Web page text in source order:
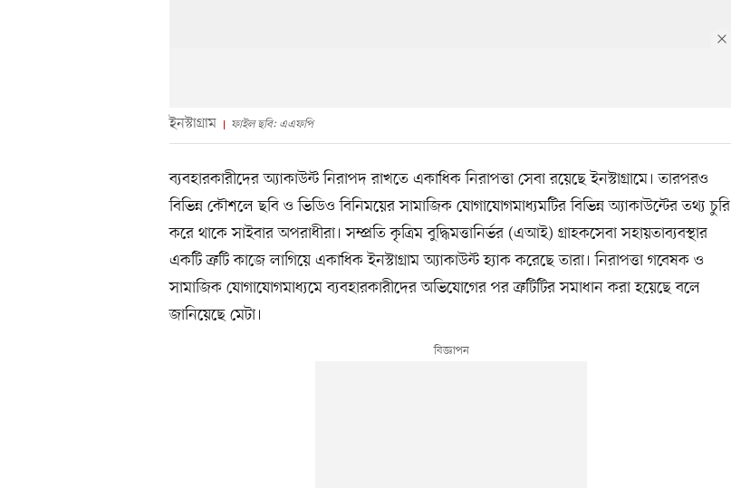
ইনস্টাগ্রাম ফাইল ছবি: এএফপি
ব্যবহারকারীদের অ্যাকাউন্ট নিরাপদ রাখতে একাধিক নিরাপত্তা সেবা রয়েছে ইনস্টাগ্রামে। তারপরও
বিভিন্ন কৌশলে ছবি ও ভিডিও বিনিময়ের সামাজিক যোগাযোগমাধ্যমটির বিভিন্ন অ্যাকাউন্টের তথ্য চুরি
করে থাকে সাইবার অপরাধীরা। সম্প্রতি কৃত্রিম বুদ্ধিমত্তানির্ভর (এআই) গ্রাহকসেবা সহায়তাব্যবস্থার
একটি ত্রুটি কাজে লাগিয়ে একাধিক ইনস্টাগ্রাম অ্যাকাউন্ট হ্যাক করেছে তারা। নিরাপত্তা গবেষক ও
সামাজিক যোগাযোগমাধ্যমে ব্যবহারকারীদের অভিযোগের পর ত্রুটিটির সমাধান করা হয়েছে বলে
জানিয়েছে মেটা।